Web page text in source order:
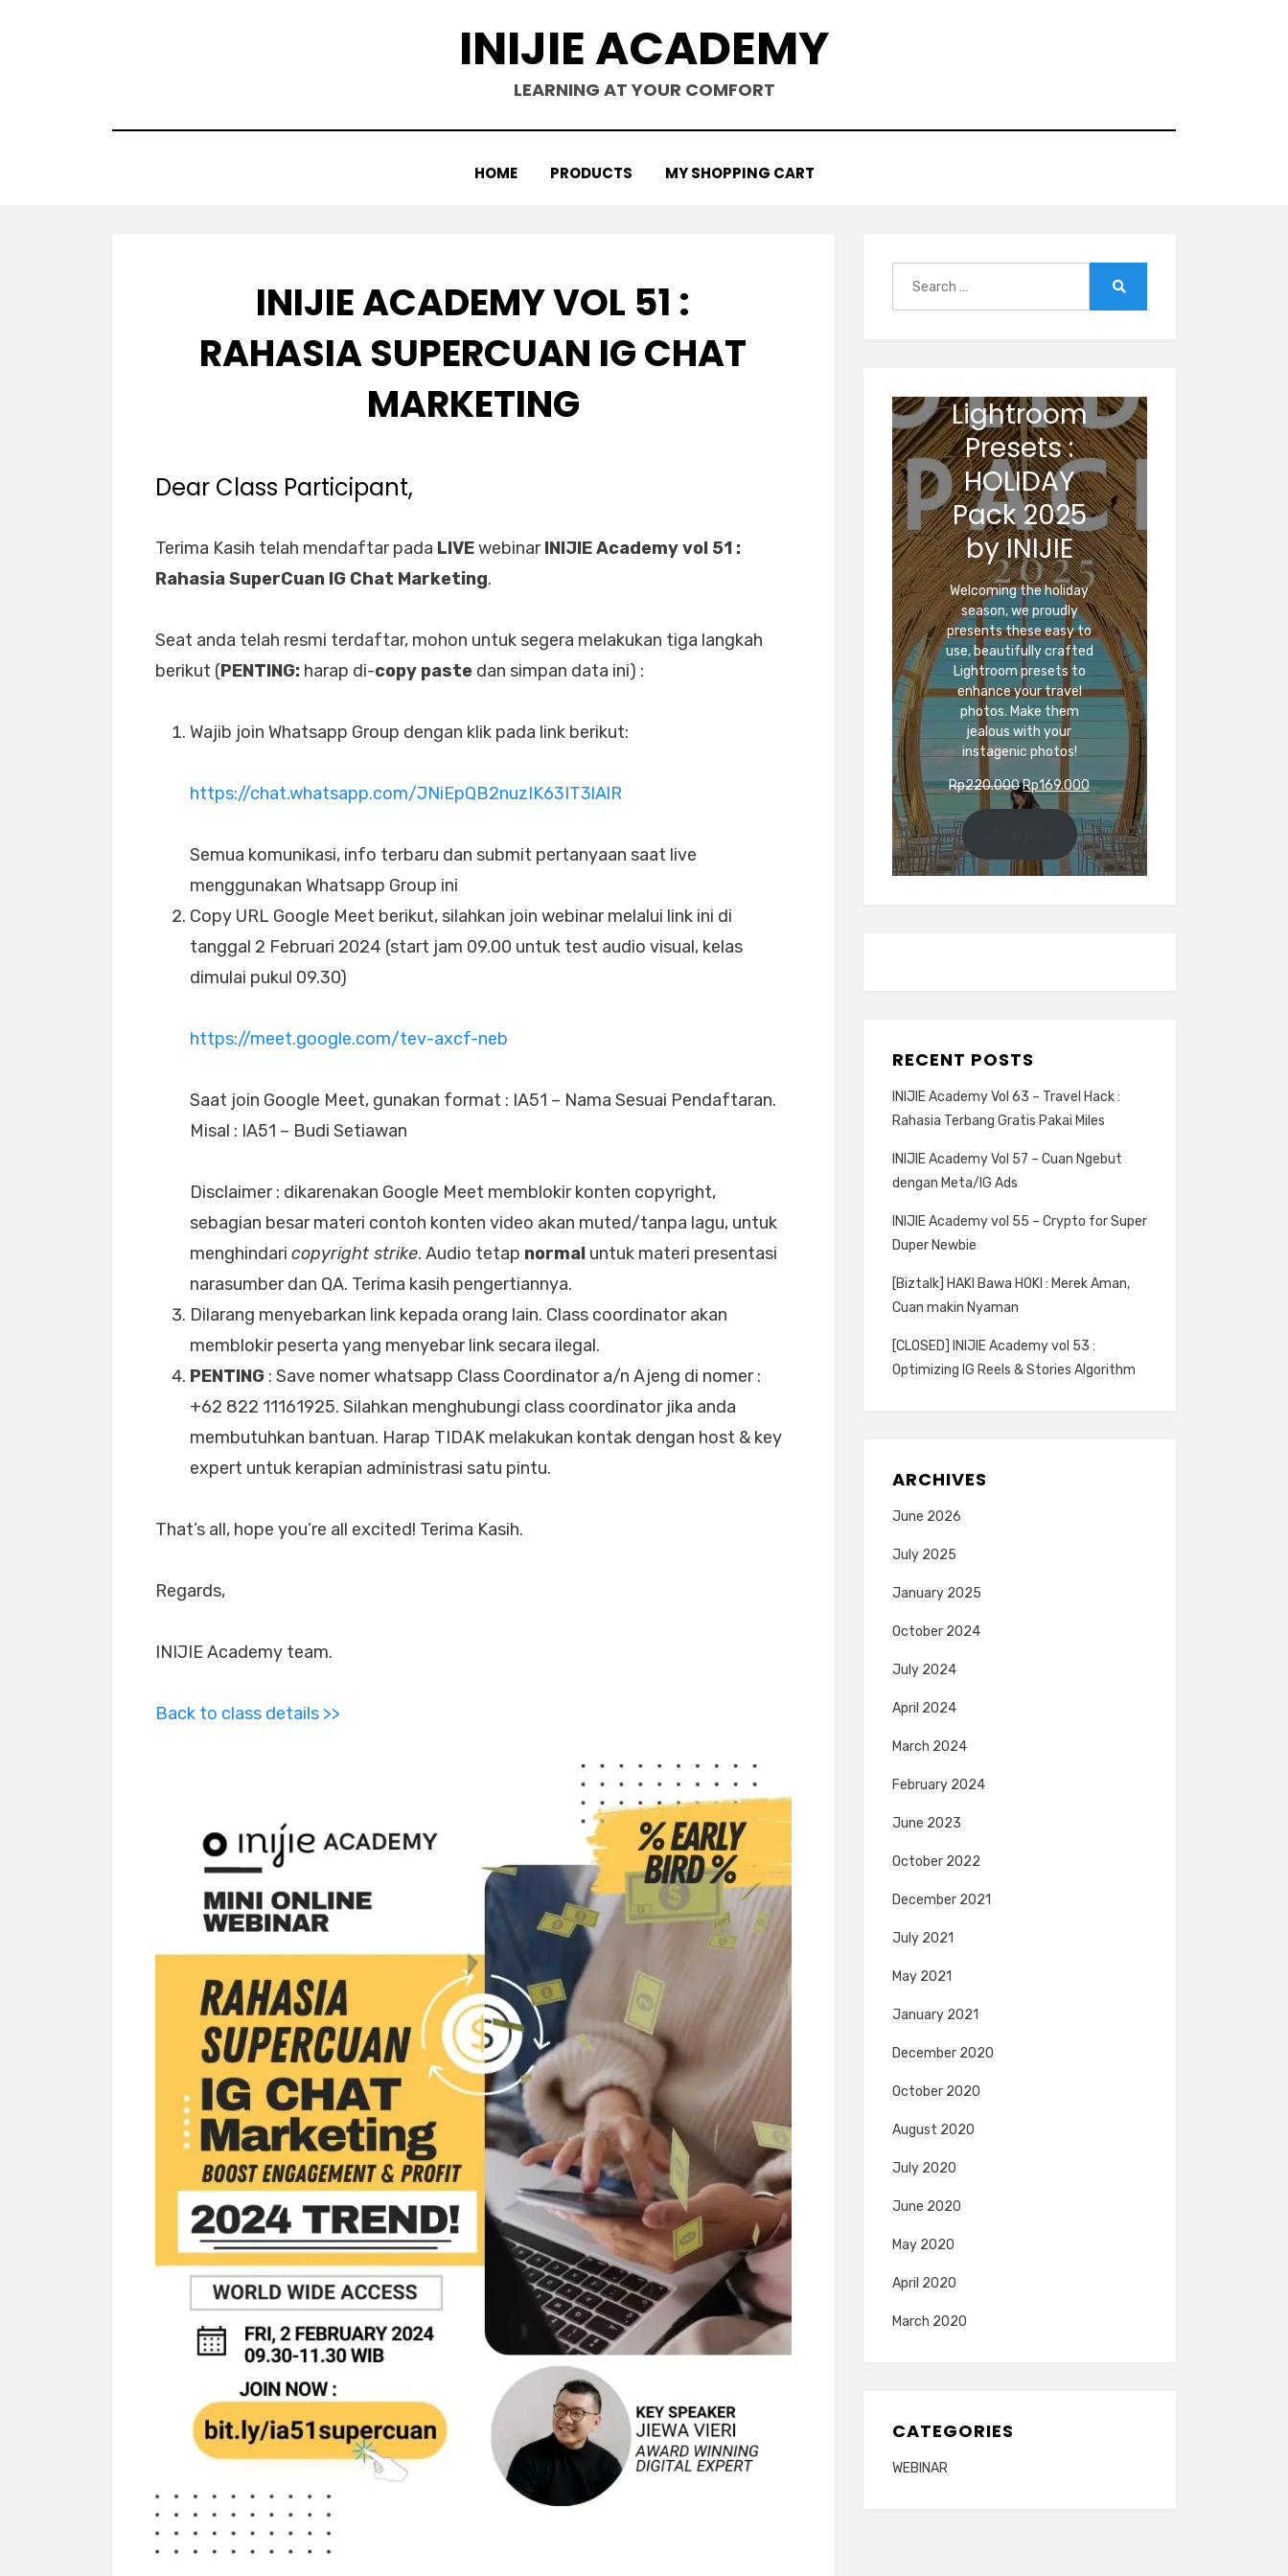
INIJIE ACADEMY
LEARNING AT YOUR COMFORT
HOME PRODUCTS MY SHOPPING CART
INIJIE ACADEMY VOL 51 :
RAHASIA SUPERCUAN IG CHAT
MARKETING
Dear Class Participant,
Terima Kasih telah mendaftar pada LIVEwebinarINIJIE Academy vol 51 :
Rahasia SuperCuan IG Chat Marketing.
Seat anda telah resmi terdaftar, mohon untuk segera melakukan tiga langkah
berikut (PENTING: harap di-copy paste dan simpan data ini) :
Wajib join Whatsapp Group dengan klik pada link berikut:
https://chat.whatsapp.com/JNiEpQB2nuzIK63IT3lAlR
Semua komunikasi, info terbaru dan submit pertanyaan saat live
menggunakan Whatsapp Group ini
Copy URL Google Meet berikut, silahkan join webinar melalui link ini di
tanggal 2 Februari 2024 (start jam 09.00 untuk test audio visual, kelas
dimulai pukul 09.30)
https://meet.google.com/tev-axcf-neb
Saat join Google Meet, gunakan format : IA51 – Nama Sesuai Pendaftaran.
Misal : IA51 – Budi Setiawan
Disclaimer : dikarenakan Google Meet memblokir konten copyright,
sebagian besar materi contoh konten video akan muted/tanpa lagu, untuk
menghindari copyright strike. Audio tetap normal untuk materi presentasi
narasumber dan QA. Terima kasih pengertiannya.
Dilarang menyebarkan link kepada orang lain. Class coordinator akan
memblokir peserta yang menyebar link secara ilegal.
PENTING : Save nomer whatsapp Class Coordinator a/n Ajeng di nomer :
+62 822 11161925. Silahkan menghubungi class coordinator jika anda
membutuhkan bantuan. Harap TIDAK melakukan kontak dengan host & key
expert untuk kerapian administrasi satu pintu.
That’s all, hope you’re all excited! Terima Kasih.
Regards,
INIJIE Academy team.
Back to class details >>
Lightroom
Presets :
HOLIDAY
Pack 2025
by INIJIE
Welcoming the holiday
season, we proudly
presents these easy to
use, beautifully crafted
Lightroom presets to
enhance your travel
photos. Make them
jealous with your
instagenic photos!
Rp220.000Original
price
Rp220.000.
Rp169.000Current
price
is:
Rp169.000.
RECENT POSTS
INIJIE Academy Vol 63 – Travel Hack :
Rahasia Terbang Gratis Pakai Miles
INIJIE Academy Vol 57 – Cuan Ngebut
dengan Meta/IG Ads
INIJIE Academy vol 55 – Crypto for Super
Duper Newbie
[Biztalk] HAKI Bawa HOKI : Merek Aman,
Cuan makin Nyaman
[CLOSED] INIJIE Academy vol 53 :
Optimizing IG Reels & Stories Algorithm
ARCHIVES
June 2026
July 2025
January 2025
October 2024
July 2024
April 2024
March 2024
February 2024
June 2023
October 2022
December 2021
July 2021
May 2021
January 2021
December 2020
October 2020
August 2020
July 2020
June 2020
May 2020
April 2020
March 2020
CATEGORIES
WEBINAR